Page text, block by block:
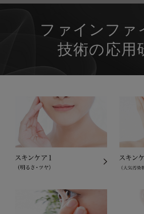
ファインファ
技術の応用